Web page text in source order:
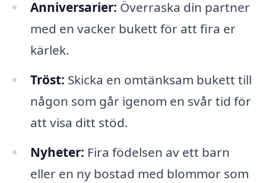
Anniversarier: Överraska din partner
med en vacker bukett för att fira er
kärlek.
Tröst: Skicka en omtänksam bukett till
någon som går igenom en svår tid för
att visa ditt stöd.
Nyheter: Fira födelsen av ett barn
eller en ny bostad med blommor som